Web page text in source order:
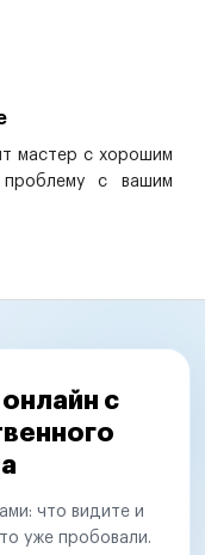
мастер с хорошим
с вашим
с
что видите и
уже пробовали.